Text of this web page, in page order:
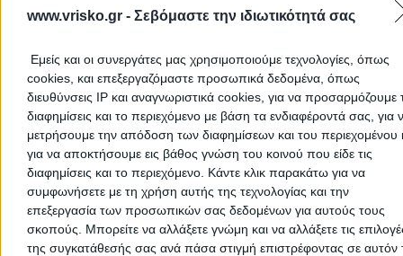
www.vrisko.gr - Σεβόμαστε την ιδιωτικότητά σας
Εμείς και οι συνεργάτες μας χρησιμοποιούμε τεχνολογίες, όπως
cookies, και επεξεργαζόμαστε προσωπικά δεδομένα, όπως
διευθύνσεις IP και αναγνωριστικά cookies, για να προσαρμόζουμε
διαφημίσεις και το περιεχόμενο με βάση τα ενδιαφέροντά σας, για
μετρήσουμε την απόδοση των διαφημίσεων και του περιεχομένου
για να αποκτήσουμε εις βάθος γνώση του κοινού που είδε τις
διαφημίσεις και το περιεχόμενο. Κάντε κλικ παρακάτω για να
συμφωνήσετε με τη χρήση αυτής της τεχνολογίας και την
επεξεργασία των προσωπικών σας δεδομένων για αυτούς τους
σκοπούς. Μπορείτε να αλλάξετε γνώμη και να αλλάξετε τις
της συγκατάθεσής σας ανά πάσα στιγμή επιστρέφοντας σε αυτόν
Submit review
User Reviews